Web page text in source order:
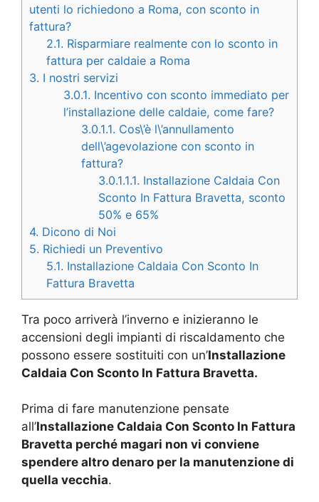
utenti lo richiedono a Roma, con sconto in
fattura?
2.1. Risparmiare realmente con lo sconto in
fattura per caldaie a Roma
3. I nostri servizi
3.0.1. Incentivo con sconto immediato per
l’installazione delle caldaie, come fare?
3.0.1.1. Cos\’è l\’annullamento
dell\’agevolazione con sconto in
fattura?
3.0.1.1.1. Installazione Caldaia Con
Sconto In Fattura Bravetta, sconto
50% e 65%
4. Dicono di Noi
5. Richiedi un Preventivo
5.1. Installazione Caldaia Con Sconto In
Fattura Bravetta
Tra poco arriverà l’inverno e inizieranno le
accensioni degli impianti di riscaldamento che
possono essere sostituiti con un’Installazione
Caldaia Con Sconto In Fattura Bravetta.
Prima di fare manutenzione pensate
all’Installazione Caldaia Con Sconto In Fattura
Bravetta perché magari non vi conviene
spendere altro denaro per la manutenzione di
quella vecchia.